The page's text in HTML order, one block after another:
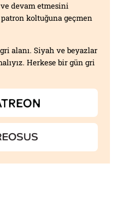
devam etmesini
koltuğuna geçmen
alanı. Siyah ve beyazlar
Herkese bir gün gri